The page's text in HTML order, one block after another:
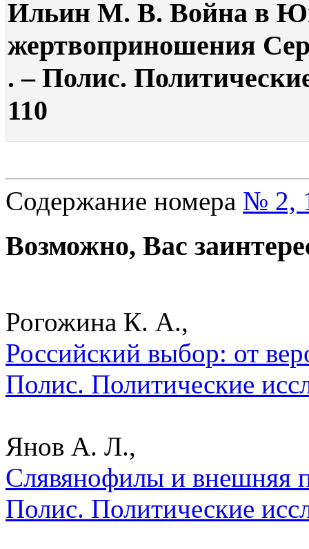
Ильин М. В. Война в
жертвоприношения
. – Полис.
110
Содержание номера № 2,
Возможно, Вас
Рогожина К. А.,
Российский выбор: от
Полис. Политические
Янов А. Л.,
Слявянофилы и внешняя
Полис. Политические